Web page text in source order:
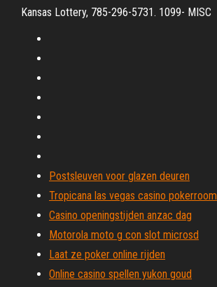
Kansas Lottery, 785-296-5731. 1099- MISC
Postsleuven voor glazen deuren
Tropicana las vegas casino pokerroom
Casino openingstijden anzac dag
Motorola moto g con slot microsd
Laat ze poker online rijden
Online casino spellen yukon goud